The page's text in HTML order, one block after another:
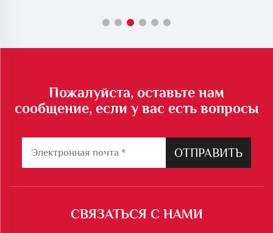
Пожалуйста, оставьте нам
сообщение, если у вас есть вопросы
ОТПРАВИТЬ
СВЯЗАТЬСЯ С НАМИ